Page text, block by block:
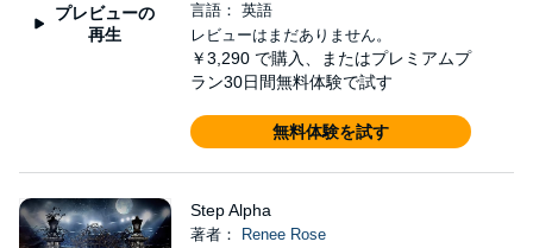
プレビューの
再生
言語： 英語
レビューはまだありません。
￥3,290 で購入、またはプレミアムプ
ラン30日間無料体験で試す
無料体験を試す
Step Alpha
著者：
Renee Rose